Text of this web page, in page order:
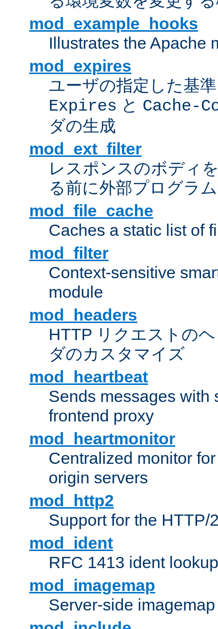
mod_example_hooks
Illustrates the Apache
mod_expires
ユーザの指定した基
Expires と Cache-
ダの生成
mod_ext_filter
レスポンスのボディ
る前に外部プログラ
mod_file_cache
Caches a static list of
mod_filter
Context-sensitive
module
mod_headers
HTTP リクエストの
ダのカスタマイズ
mod_heartbeat
Sends messages with
frontend proxy
mod_heartmonitor
Centralized monitor
origin servers
mod_http2
Support for the HTTP/
mod_ident
RFC 1413 ident
mod_imagemap
Server-side